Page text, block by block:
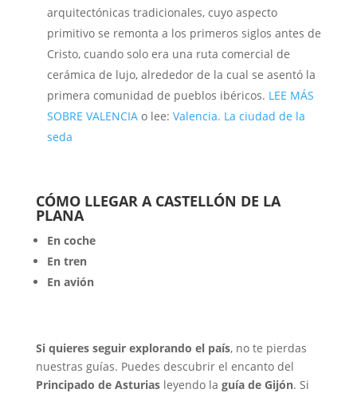
arquitectónicas tradicionales, cuyo aspecto
primitivo se remonta a los primeros siglos antes de
Cristo, cuando solo era una ruta comercial de
cerámica de lujo, alrededor de la cual se asentó la
primera comunidad de pueblos ibéricos. LEE MÁS
SOBRE VALENCIAo lee: Valencia. La ciudad de la
seda
CÓMO LLEGAR A CASTELLÓN DE LA
PLANA
En coche
En tren
En avión
Si quieres seguir explorando el país, no te pierdas
nuestras guías. Puedes descubrir el encanto del
Principado de Asturiasleyendo la guía de Gijón. Si